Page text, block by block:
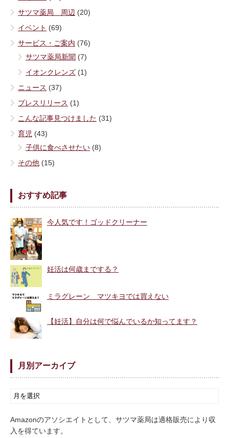
サツマ薬局 周辺 (20)
イベント (69)
サービス・ご案内 (76)
サツマ薬局新聞 (7)
イオンクレンズ (1)
ニュース (37)
プレスリリース (1)
こんな記事見つけました (31)
育児 (43)
子供に食べさせたい (8)
その他 (15)
おすすめ記事
今人気です！ゴッドクリーナー
妊活は何歳までする？
ミラグレーン マツキヨでは買えない
【妊活】自分は何で悩んでいるか知ってます？
月別アーカイブ
Amazonのアソシエイトとして、サツマ薬局は適格販売により収
入を得ています。